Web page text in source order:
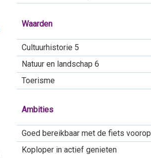
Waarden
Cultuurhistorie 5
Natuur en landschap 6
Toerisme
Ambities
Goed bereikbaar met de fiets voorop
Koploper in actief genieten